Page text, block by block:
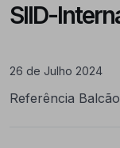
SIID-
26 de Julho 2024
Referência